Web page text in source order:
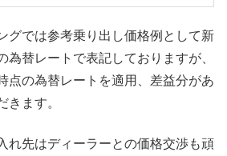
グでは参考乗り出し価格例として新
為替レートで表記しておりますが、
点の為替レートを適用、差益分があ
きます。
れ先はディーラーとの価格交渉も頑